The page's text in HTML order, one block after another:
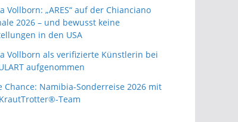
Vollborn: „ARES“ auf der Chianciano
2026 – und bewusst keine
in den USA
Vollborn als verifizierte Künstlerin bei
aufgenommen
Chance: Namibia-Sonderreise 2026 mit
Team